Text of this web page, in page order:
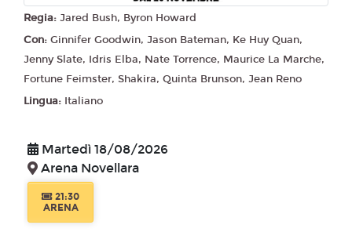
Regia: Jared Bush, Byron Howard
Con: Ginnifer Goodwin, Jason Bateman, Ke Huy Quan,
Jenny Slate, Idris Elba, Nate Torrence, Maurice La Marche,
Fortune Feimster, Shakira, Quinta Brunson, Jean Reno
Lingua: Italiano
Martedì 18/08/2026
Arena Novellara
21:30
ARENA